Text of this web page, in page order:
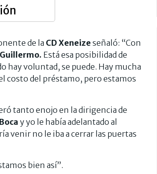
de la CD Xeneize señaló: “Con
Guillermo. Está esa posibilidad de
hay voluntad, se puede. Hay mucha
costo del préstamo, pero estamos
tanto enojo en la dirigencia de
Boca y yo le había adelantado al
venir no le iba a cerrar las puertas
bien así”.